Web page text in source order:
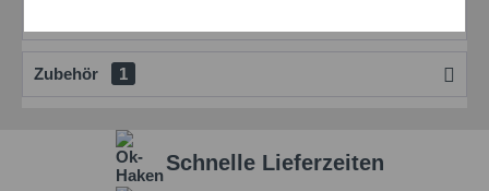
Zubehör 1
Schnelle Lieferzeiten